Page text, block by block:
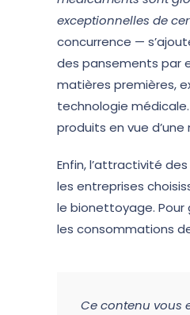
exceptionnelles de
concurrence —
des pansements par
matières premières,
technologie
produits en vue
Enfin, l’attractivité
les entreprises
le bionettoyage. Pour
les consommations
Ce contenu vous